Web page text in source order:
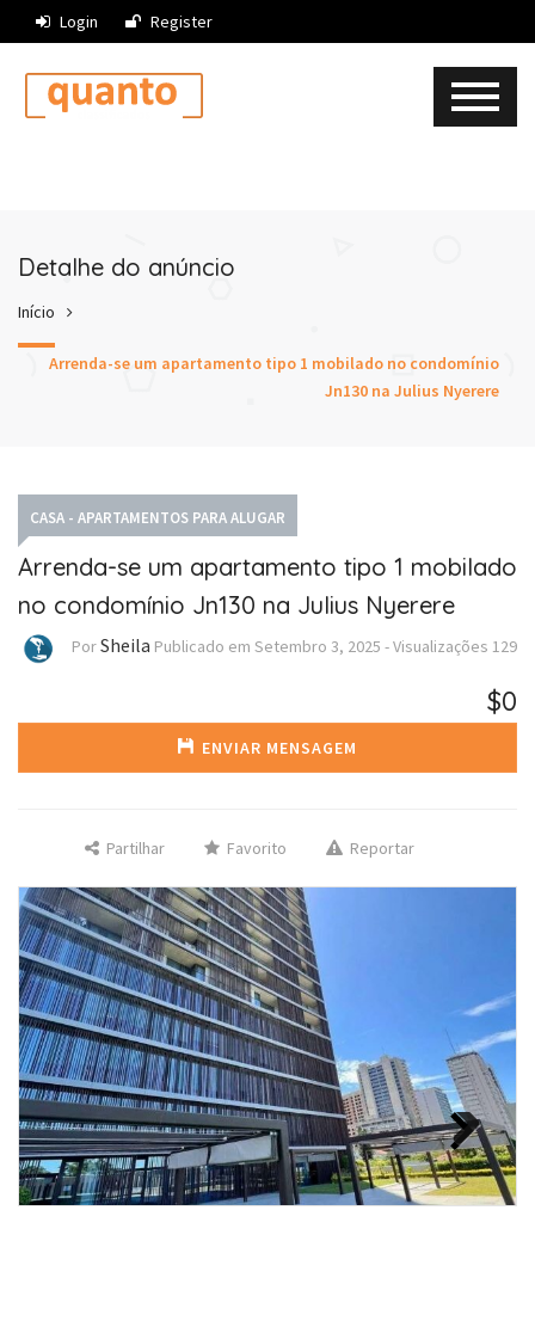
Login Register
Detalhe do anúncio
Início
Arrenda-se um apartamento tipo 1 mobilado no condomínio
Jn130 na Julius Nyerere
CASA - APARTAMENTOS PARA ALUGAR
Arrenda-se um apartamento tipo 1 mobilado
no condomínio Jn130 na Julius Nyerere
PorSheila Publicado em Setembro 3, 2025 -Visualizações 129
$0
ENVIAR MENSAGEM
Partilhar Favorito Reportar